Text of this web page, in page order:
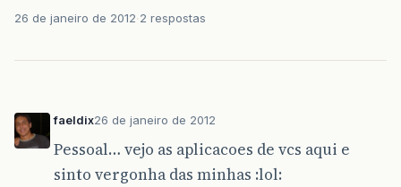
26 de janeiro de 2012 2 respostas
faeldix26 de janeiro de 2012
Pessoal… vejo as aplicacoes de vcs aqui e
sinto vergonha das minhas :lol: